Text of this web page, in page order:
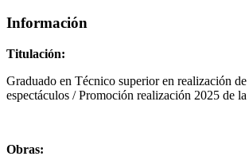
Información
Titulación:
Graduado en Técnico superior en realización
espectáculos / Promoción realización 2025 de
Obras: